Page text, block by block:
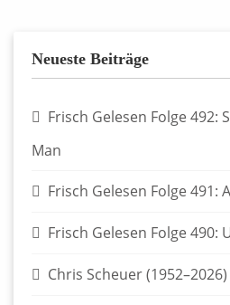
Neueste Beiträge
Frisch Gelesen Folge 492:
Man
Frisch Gelesen Folge 491:
Frisch Gelesen Folge 490:
Chris Scheuer (1952–2026)